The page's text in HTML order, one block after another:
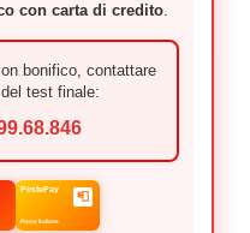
con carta di credito.
bonifico, contattare
test finale:
PostePay
Poste Italiane
📮